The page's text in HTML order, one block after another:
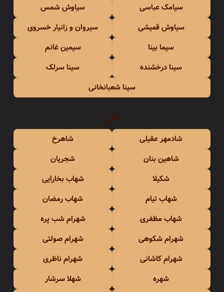
سیامک عباسی
سیاوش شمس
سیاوش قمیشی
سیروان و زانیار خسروی
سیما بینا
سیمین غانم
سینا درخشنده
سینا سرلک
سینا شعبانخانی
ش
شادمهر عقیلی
شاهرخ
شاهین بنان
شجریان
شکیلا
شهاب بخارایی
شهاب تیام
شهاب رمضان
شهاب مظفری
شهرام شب پره
شهرام شکوهی
شهرام صولتی
شهرام کاشانی
شهرام ناظری
شهره
شهلا سرشار